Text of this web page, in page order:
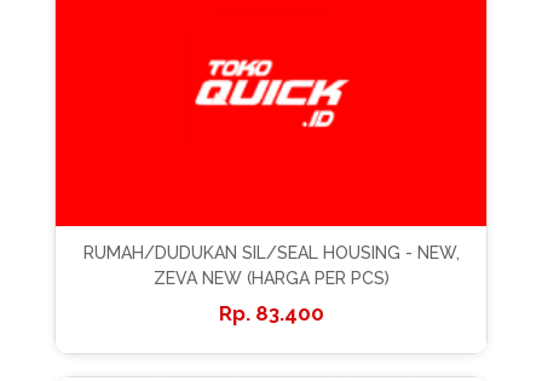
RUMAH/DUDUKAN SIL/SEAL HOUSING - NEW,
ZEVA NEW (HARGA PER PCS)
83.400